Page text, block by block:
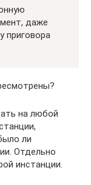
даже
приговора
на любой
ли
Отдельно
инстанции.